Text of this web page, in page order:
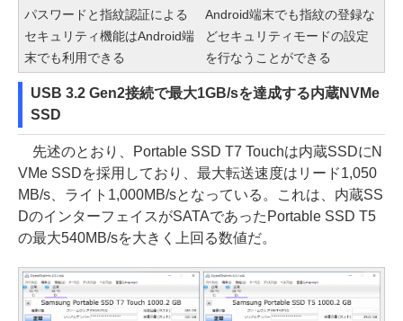
パスワードと指紋認証による
セキュリティ機能はAndroid端
末でも利用できる
Android端末でも指紋の登録な
どセキュリティモードの設定
を行なうことができる
USB 3.2 Gen2接続で最大1GB/sを達成する内蔵NVMe
SSD
先述のとおり、Portable SSD T7 Touchは内蔵SSDにN
VMe SSDを採用しており、最大転送速度はリード1,050
MB/s、ライト1,000MB/sとなっている。これは、内蔵SS
DのインターフェイスがSATAであったPortable SSD T5
の最大540MB/sを大きく上回る数値だ。